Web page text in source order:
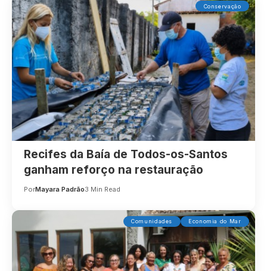
Conservação
Recifes da Baía de Todos-os-Santos
ganham reforço na restauração
PorMayara Padrão3 Min Read
Comunidades Economia do Mar